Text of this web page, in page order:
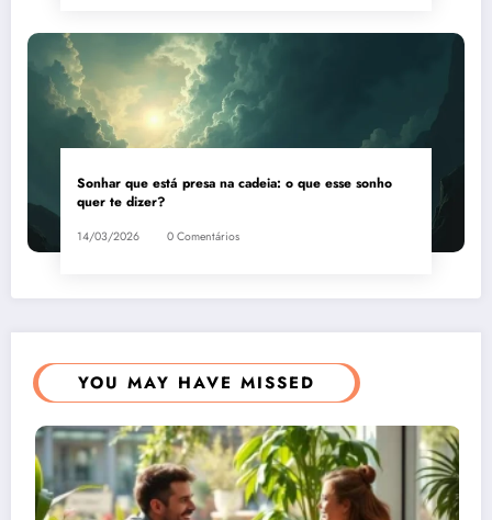
Sonhar que está presa na cadeia: o que esse sonho
quer te dizer?
14/03/2026 0 Comentários
YOU MAY HAVE MISSED